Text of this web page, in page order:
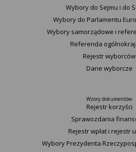
Wybory do Sejmu i do
Wybory do Parlamentu
Wybory samorządowe i
Referenda
Rejestr wyborców
Dane wyborcze
Wzory dokumentów
Rejestr korzyści
Sprawozdania
Rejestr wpłat i rejestr
Wybory Prezydenta